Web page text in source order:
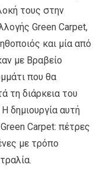
τους στην
Green Carpet,
και μία από
με Βραβείο
που θα
τη διάρκεια του
δημιουργία αυτή
Carpet: πέτρες
με τρόπο